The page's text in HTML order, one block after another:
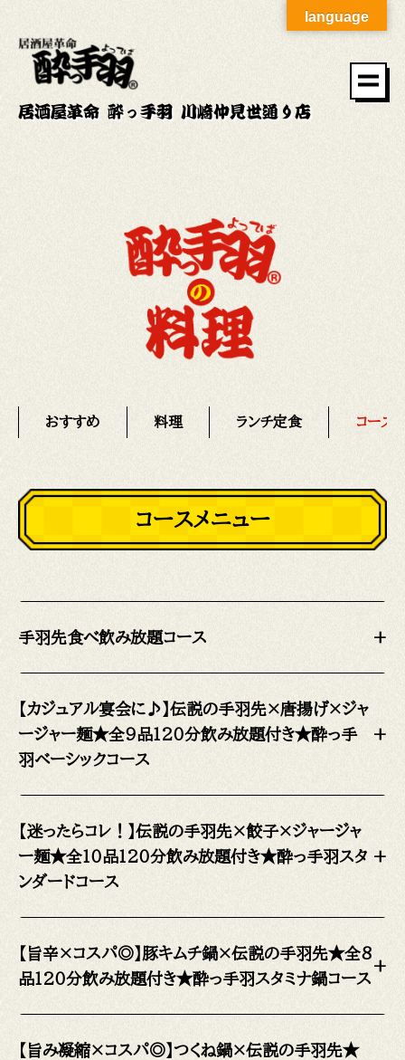
居酒屋革命 酔っ手羽 川崎仲見世通り店
おすすめ 料理 ランチ定食 コース
コースメニュー
手羽先食べ飲み放題コース +
【カジュアル宴会に♪】伝説の手羽先×唐揚げ×ジャ
ージャー麺★全9品120分飲み放題付き★酔っ手
羽ベーシックコース
+
【迷ったらコレ！】伝説の手羽先×餃子×ジャージャ
ー麺★全10品120分飲み放題付き★酔っ手羽スタ
ンダードコース
+
【旨辛×コスパ◎】豚キムチ鍋×伝説の手羽先★全8
品120分飲み放題付き★酔っ手羽スタミナ鍋コース
+
【旨み凝縮×コスパ◎】つくね鍋×伝説の手羽先★
language